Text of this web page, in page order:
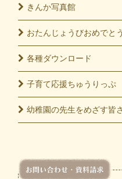
きんか写真館
おたんじょうびおめでとう
各種ダウンロード
子育て応援ちゅうりっぷ
幼稚園の先生をめざす皆